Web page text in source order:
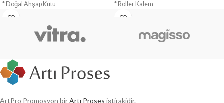
* Doğal Ahşap Kutu * Roller Kalem
ArtPro Promosyon birArtı Proses iştirakidir.